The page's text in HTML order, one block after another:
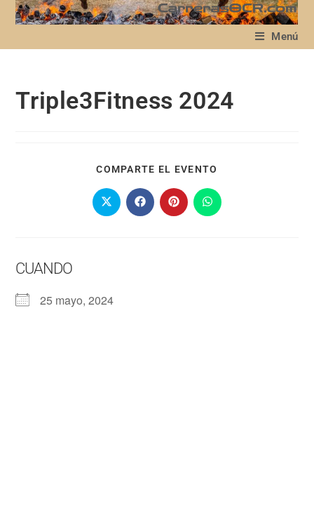
Menú
Triple3Fitness 2024
COMPARTE EL EVENTO
CUANDO
25 mayo, 2024